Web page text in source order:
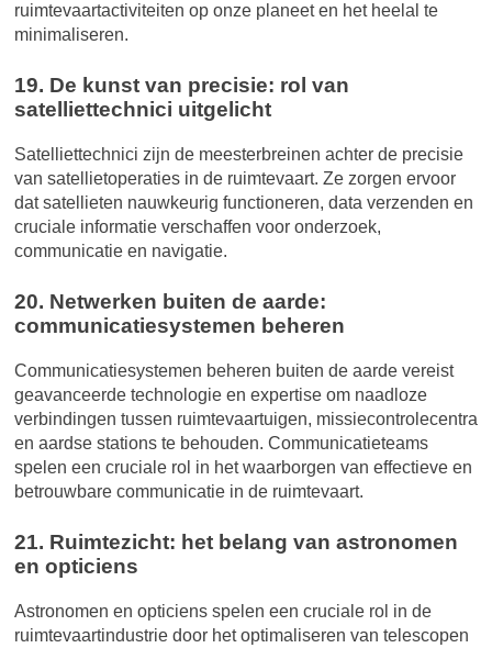
ruimtevaartactiviteiten op onze planeet en het heelal te
minimaliseren.
19. De kunst van precisie: rol van
satelliettechnici uitgelicht
Satelliettechnici zijn de meesterbreinen achter de precisie
van satellietoperaties in de ruimtevaart. Ze zorgen ervoor
dat satellieten nauwkeurig functioneren, data verzenden en
cruciale informatie verschaffen voor onderzoek,
communicatie en navigatie.
20. Netwerken buiten de aarde:
communicatiesystemen beheren
Communicatiesystemen beheren buiten de aarde vereist
geavanceerde technologie en expertise om naadloze
verbindingen tussen ruimtevaartuigen, missiecontrolecentra
en aardse stations te behouden. Communicatieteams
spelen een cruciale rol in het waarborgen van effectieve en
betrouwbare communicatie in de ruimtevaart.
21. Ruimtezicht: het belang van astronomen
en opticiens
Astronomen en opticiens spelen een cruciale rol in de
ruimtevaartindustrie door het optimaliseren van telescopen